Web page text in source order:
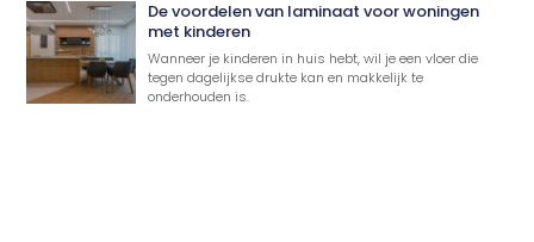
De voordelen van laminaat voor woningen
met kinderen
Wanneer je kinderen in huis hebt, wil je een vloer die
tegen dagelijkse drukte kan en makkelijk te
onderhouden is.